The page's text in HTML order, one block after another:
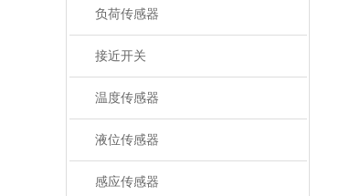
负荷传感器
接近开关
温度传感器
液位传感器
感应传感器